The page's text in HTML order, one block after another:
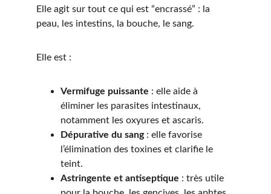
Elle agit sur tout ce qui est “encrassé” : la
peau, les intestins, la bouche, le sang.
Elle est :
Vermifuge puissante : elle aide à
éliminer les parasites intestinaux,
notamment les oxyures et ascaris.
Dépurative du sang : elle favorise
l’élimination des toxines et clarifie le
teint.
Astringente et antiseptique : très utile